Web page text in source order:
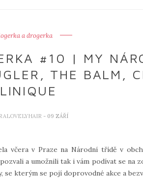
a drogerka
#10 | MY
THE BALM,
- 09 ZÁŘÍ
včera v Praze na Národní třídě v
a umožnili tak i vám podívat se na
se kterým se pojí doprovodné akce a